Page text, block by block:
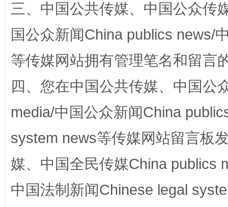
漫山遍野的桃花与雪山、麦地、白藏房
三、中国公共传媒、中国公众传
国公众新闻China publics news/
等传媒网站拥有管理笔名和留言
四、您在中国公共传媒、中国公
media/中国公众新闻China
system news等传媒网站留言板
媒、中国全民传媒China publics
中国法制新闻Chinese legal